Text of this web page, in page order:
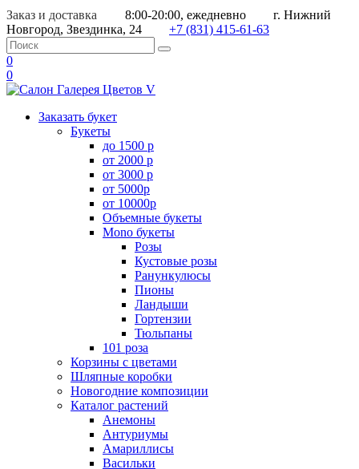
Заказ и доставка 8:00-20:00, ежедневно
г. Нижний
Новгород, Звездинка, 24
+7 (831) 415-61-63
0
0
Заказать букет
Букеты
до 1500 р
от 2000 р
от 3000 р
от 5000р
от 10000р
Объемные букеты
Mono букеты
Розы
Кустовые розы
Ранункулюсы
Пионы
Ландыши
Гортензии
Тюльпаны
101 роза
Корзины с цветами
Шляпные коробки
Новогодние композиции
Каталог растений
Анемоны
Антуриумы
Амариллисы
Васильки